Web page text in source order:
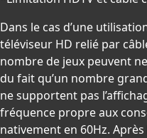
Dans le cas d’une
téléviseur HD relié par
nombre de jeux peuvent
du fait qu’un nombre
ne supportent pas
fréquence propre aux
nativement en 60Hz.